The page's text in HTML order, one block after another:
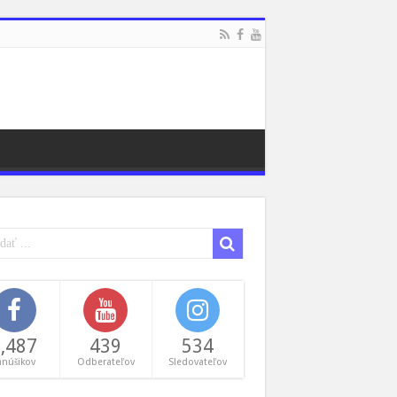
439
Odberateľov
534
Sledovateľov